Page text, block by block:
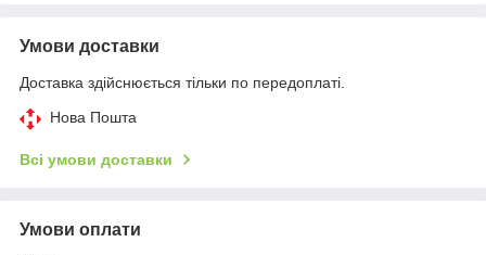
Умови доставки
Доставка здійснюється тільки по передоплаті.
Нова Пошта
Всі умови доставки
Умови оплати